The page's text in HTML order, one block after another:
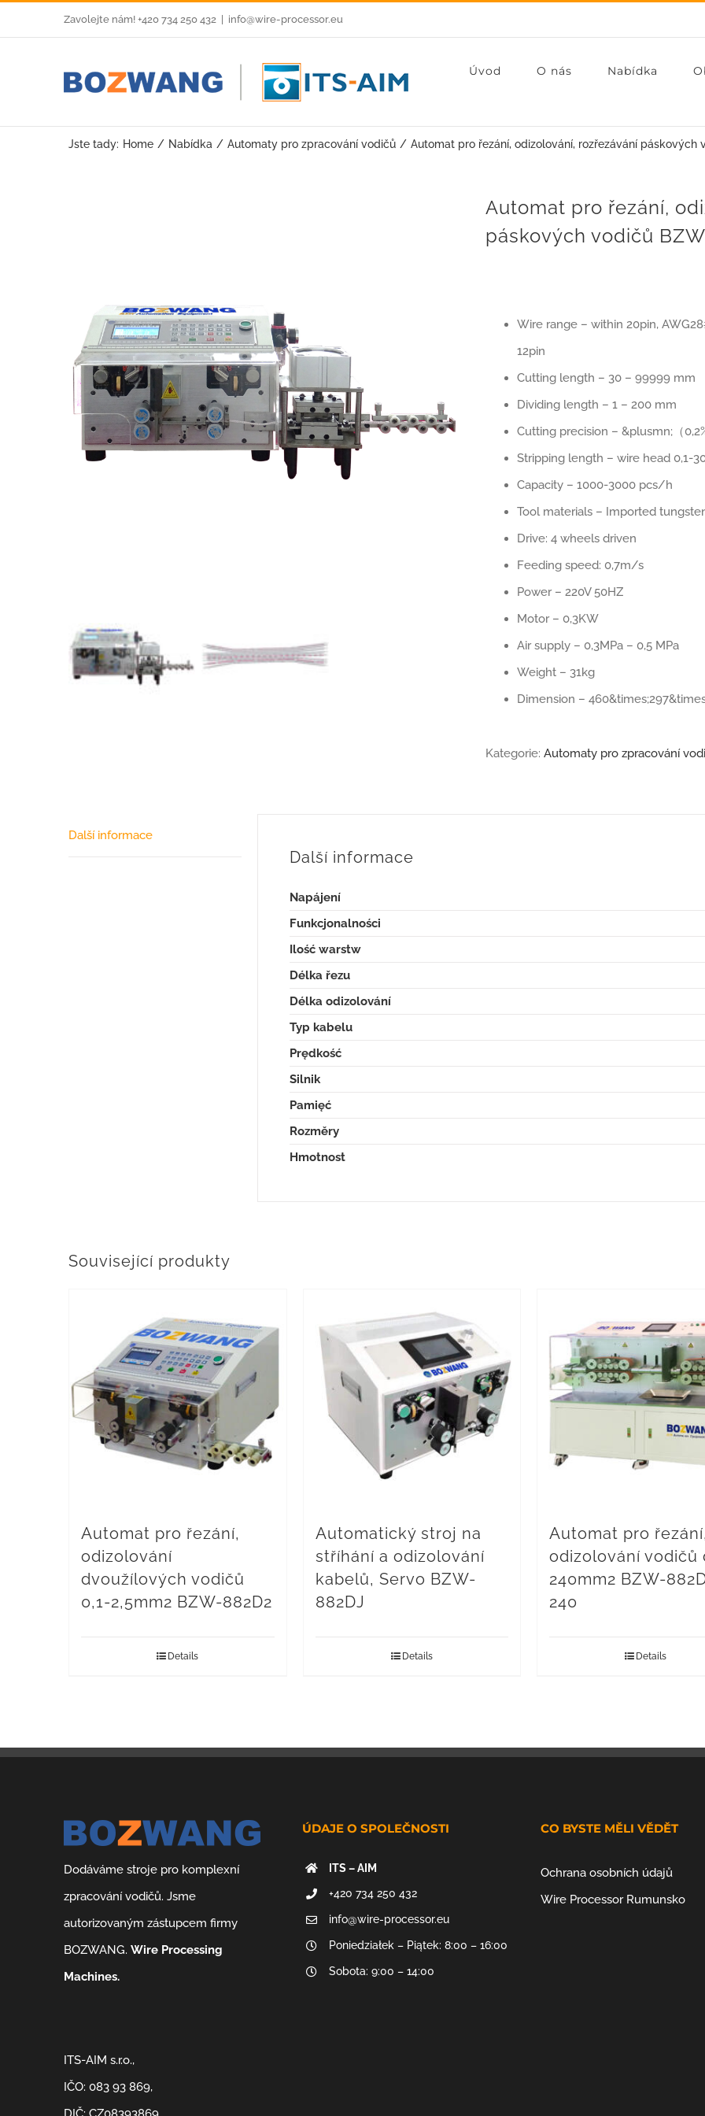
to
Zavolejte nám! +420 734 250 432 info@wire-processor.eu
Úvod O nás Nabídka
Jste tady: Home Nabídka Automaty pro zpracování vodičů Automat pro řezání, odizolování, rozřezávání páskových
Automat pro řezání,
páskových vodičů
Wire range – within 20pin,
12pin
Cutting length – 30 – 99999 mm
Dividing length – 1 – 200 mm
Cutting precision – &plusmn;（
Stripping length – wire head 0,1-
Capacity – 1000-3000 pcs/h
Tool materials – Imported
Drive: 4 wheels driven
Feeding speed: 0,7m/s
Power – 220V 50HZ
Motor – 0,3KW
Air supply – 0,3MPa – 0,5 MPa
Weight – 31kg
Dimension –
Kategorie: Automaty pro zpracování
Další informace
Další informace
Napájení
Funkcjonalności
Ilość warstw
Délka řezu
Délka odizolování
Typ kabelu
Prędkość
Silnik
Pamięć
Rozměry
Hmotnost
Související produkty
Automat pro řezání,
odizolování
dvoužílových vodičů
0,1-2,5mm2 BZW-882D2
Details
Automatický stroj na
stříhání a odizolování
kabelů, Servo BZW-
882DJ
Details
Automat pro
odizolování vodičů
240mm2 BZW-
240
Details
Dodáváme stroje pro komplexní
zpracování vodičů. Jsme
autorizovaným zástupcem firmy
BOZWANG.Wire Processing
Machines.
ITS-AIM s.r.o.,
IČO: 083 93 869,
ÚDAJE O SPOLEČNOSTI
ITS – AIM
+420 734 250 432
info@wire-processor.eu
Poniedziałek – Piątek: 8:00 – 16:00
Sobota: 9:00 – 14:00
CO BYSTE MĚLI VĚDĚT
Ochrana osobních údajů
Wire Processor Rumunsko